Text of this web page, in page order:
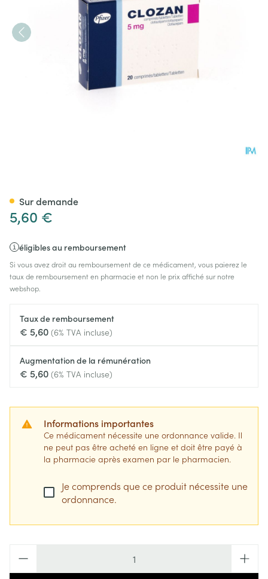
5,60 €
éligibles au remboursement
Si vous avez droit au remboursement de ce médicament, vous paierez le
taux de remboursement en pharmacie et non le prix affiché sur notre
webshop.
Taux de remboursement
€ 5,60 (6% TVA incluse)
Augmentation de la rémunération
€ 5,60 (6% TVA incluse)
Informations importantes
Ce médicament nécessite une ordonnance valide. Il
ne peut pas être acheté en ligne et doit être payé à
la pharmacie après examen par le pharmacien.
Je comprends que ce produit nécessite une
ordonnance.
Sur demande